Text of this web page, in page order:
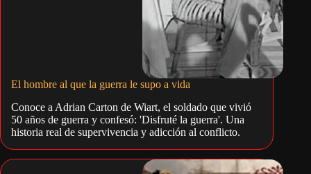
El hombre al que la guerra le supo a vida
Conoce a Adrian Carton de Wiart, el soldado que vivió
50 años de guerra y confesó: 'Disfruté la guerra'. Una
historia real de supervivencia y adicción al conflicto.